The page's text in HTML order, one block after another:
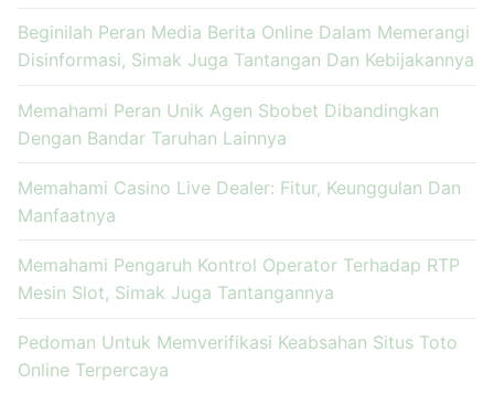
Beginilah Peran Media Berita Online Dalam Memerangi
Disinformasi, Simak Juga Tantangan Dan Kebijakannya
Memahami Peran Unik Agen Sbobet Dibandingkan
Dengan Bandar Taruhan Lainnya
Memahami Casino Live Dealer: Fitur, Keunggulan Dan
Manfaatnya
Memahami Pengaruh Kontrol Operator Terhadap RTP
Mesin Slot, Simak Juga Tantangannya
Pedoman Untuk Memverifikasi Keabsahan Situs Toto
Online Terpercaya